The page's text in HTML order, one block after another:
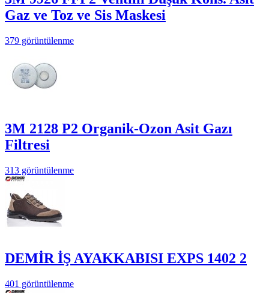
Gaz ve Toz ve Sis Maskesi
379 görüntülenme
3M 2128 P2 Organik-Ozon Asit Gazı
Filtresi
313 görüntülenme
DEMİR İŞ AYAKKABISI EXPS 1402 2
401 görüntülenme